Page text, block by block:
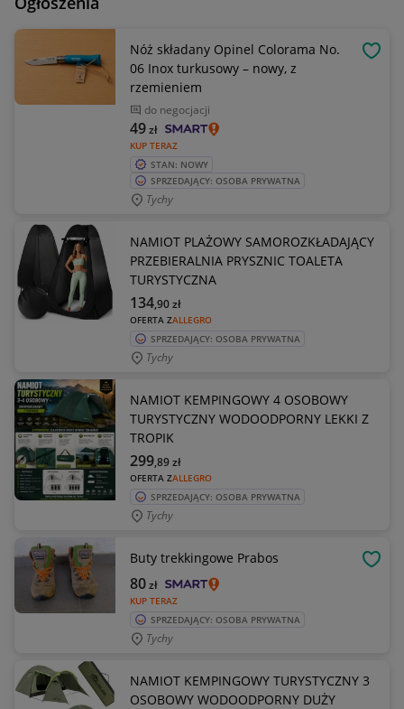
Nóż składany Opinel Colorama No.
06 Inox turkusowy – nowy, z
rzemieniem
do negocjacji
KUP TERAZ
49zł
STAN: NOWY
SPRZEDAJĄCY: OSOBA PRYWATNA
Tychy
NAMIOT PLAŻOWY SAMOROZKŁADAJĄCY
PRZEBIERALNIA PRYSZNIC TOALETA
TURYSTYCZNA
OFERTA ZALLEGRO
134,90zł
SPRZEDAJĄCY: OSOBA PRYWATNA
Tychy
NAMIOT KEMPINGOWY 4 OSOBOWY
TURYSTYCZNY WODOODPORNY LEKKI Z
TROPIK
OFERTA ZALLEGRO
299,89zł
SPRZEDAJĄCY: OSOBA PRYWATNA
Tychy
Buty trekkingowe Prabos
KUP TERAZ
80zł
SPRZEDAJĄCY: OSOBA PRYWATNA
Tychy
NAMIOT KEMPINGOWY TURYSTYCZNY 3
OSOBOWY WODOODPORNY DUŻY